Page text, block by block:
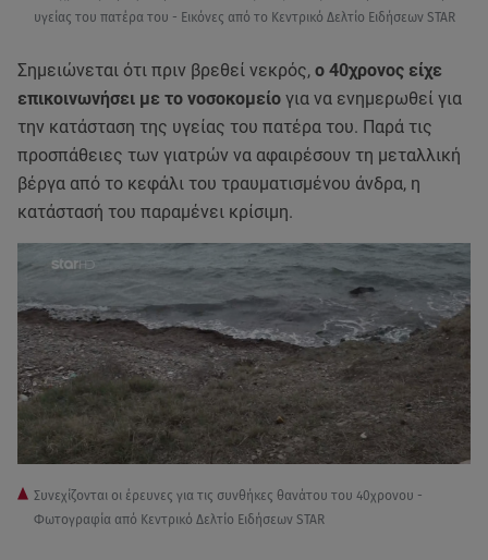
υγείας του πατέρα του - Εικόνες από το Κεντρικό Δελτίο Ειδήσεων STAR
Σημειώνεται ότι πριν βρεθεί νεκρός, ο 40χρονος είχε
επικοινωνήσει με το νοσοκομείο για να ενημερωθεί για
την κατάσταση της υγείας του πατέρα του. Παρά τις
προσπάθειες των γιατρών να αφαιρέσουν τη μεταλλική
βέργα από το κεφάλι του τραυματισμένου άνδρα, η
κατάστασή του παραμένει κρίσιμη.
Συνεχίζονται οι έρευνες για τις συνθήκες θανάτου του 40χρονου -
Φωτογραφία από Κεντρικό Δελτίο Ειδήσεων STAR